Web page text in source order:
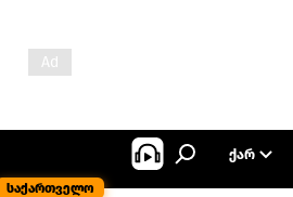
საქართველო
ᲥᲐᲠ